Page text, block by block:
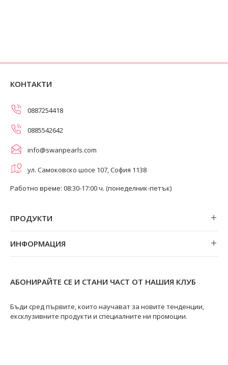
КОНТАКТИ
0887254418
0885542642
info@swanpearls.com
ул. Самоковско шосе 107, София 1138
Работно време: 08:30-17:00 ч. (понеделник-петък)
ПРОДУКТИ
Гривни
ИНФОРМАЦИЯ
Магазини
Ремонт на бижута
Видове перли
АБОНИРАЙТЕ СЕ И СТАНИ ЧАСТ ОТ НАШИЯ КЛУБ
Бъди сред първите, които научават за новите тенденции,
ексклузивните продукти и специалните ни промоции.